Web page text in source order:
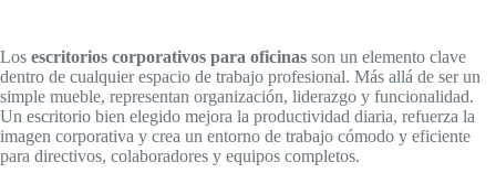
Los escritorios corporativos para oficinas son un elemento clave
dentro de cualquier espacio de trabajo profesional. Más allá de ser un
simple mueble, representan organización, liderazgo y funcionalidad.
Un escritorio bien elegido mejora la productividad diaria, refuerza la
imagen corporativa y crea un entorno de trabajo cómodo y eficiente
para directivos, colaboradores y equipos completos.